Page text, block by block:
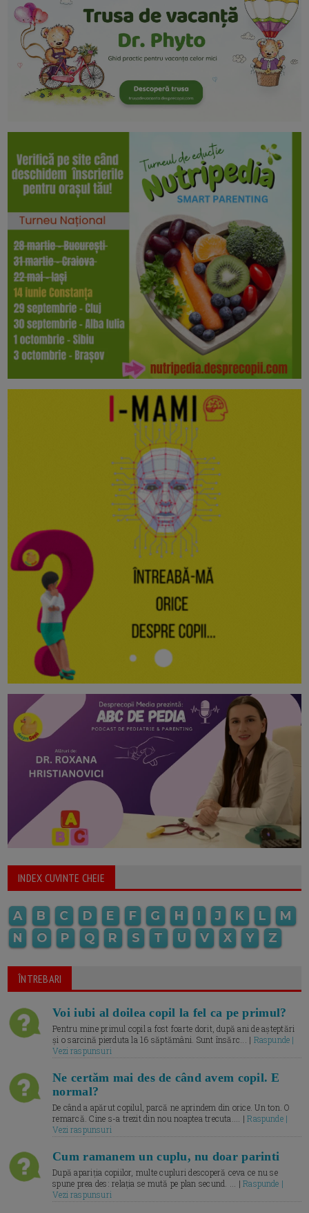
INDEX CUVINTE CHEIE
A B C D E F G H I J K L
M
N
O P Q R S T U V X Y Z
ÎNTREBARI
Voi iubi al doilea copil la fel ca pe primul?
Pentru mine primul copil a fost foarte dorit, după ani de așteptări
și o sarcină pierduta la 16 săptămâni. Sunt însărc... | Raspunde |
Vezi raspunsuri
Ne certăm mai des de când avem copil. E
normal?
De când a apărut copilul, parcă ne aprindem din orice. Un ton. O
remarcă. Cine s-a trezit din nou noaptea trecuta.... |Raspunde |
Vezi raspunsuri
Cum ramanem un cuplu, nu doar parinti
După apariția copiilor, multe cupluri descoperă ceva ce nu se
spune prea des: relația se mută pe plan secund. ... |Raspunde |
Vezi raspunsuri